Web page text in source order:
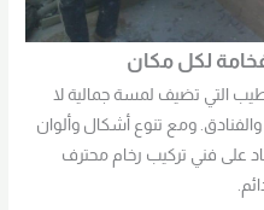
لكل مكان
التي تضيف لمسة جمالية لا
ومع تنوع أشكال وألوان
على فني تركيب رخام محترف